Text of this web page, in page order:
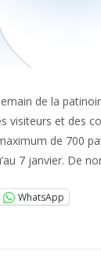
de la
visiteurs et des
de 700
7 janvier. De
WhatsApp